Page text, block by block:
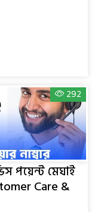
292
পয়েন্ট মেঘাই
Care &